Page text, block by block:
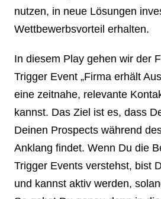
nutzen, in neue Lösungen
Wettbewerbsvorteil erhalten.
In diesem Play gehen wir der
Trigger Event „Firma erhält
eine zeitnahe, relevante
kannst. Das Ziel ist es, dass
Deinen Prospects während
Anklang findet. Wenn Du die
Trigger Events verstehst, bist
und kannst aktiv werden,